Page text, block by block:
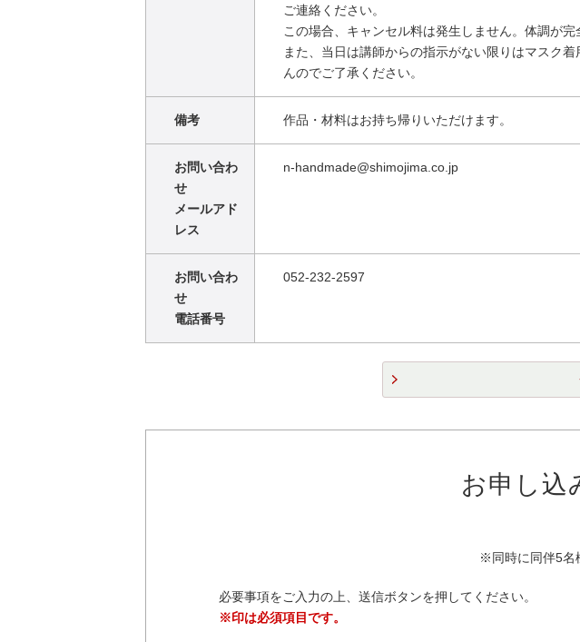
ご連絡ください。
この場合、キャンセル料は発生しません。体調が
また、当日は講師からの指示がない限りはマスク
んのでご了承ください。
備考 作品・材料はお持ち帰りいただけます。
お問い合わ
せ
メールアド
レス
n-handmade@shimojima.co.jp
お問い合わ
せ
電話番号
052-232-2597
お申し込
※同時に同伴5名
必要事項をご入力の上、送信ボタンを押してください。
※印は必須項目です。